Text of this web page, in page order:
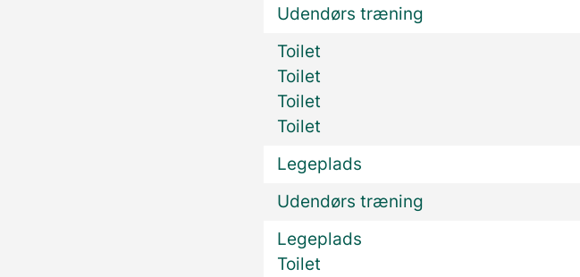
Udendørs træning
Toilet
Toilet
Toilet
Toilet
Legeplads
Udendørs træning
Legeplads
Toilet